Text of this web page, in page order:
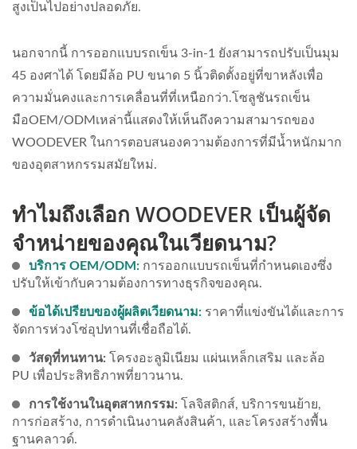
สูงเป็นไปอย่างปลอดภัย.
นอกจากนี้ การออกแบบรถเข็น 3-in-1 ยังสามารถปรับเป็นมุม
45 องศาได้ โดยมีล้อ PU ขนาด 5 นิ้วติดตั้งอยู่ที่ขาหลังเพื่อ
ความมั่นคงและการเคลื่อนที่ที่เหนือกว่า.โซลูชันรถเข็น
มือOEM/ODMเหล่านี้แสดงให้เห็นถึงความสามารถของ
WOODEVER ในการตอบสนองความต้องการที่มีน้ำหนักมาก
ของอุตสาหกรรมสมัยใหม่.
ทำไมถึงเลือก WOODEVER เป็นผู้จัด
จำหน่ายของคุณในเวียดนาม?
บริการ OEM/ODM: การออกแบบรถเข็นที่กำหนดเองซึ่ง
ปรับให้เข้ากับความต้องการทางธุรกิจของคุณ.
ข้อได้เปรียบของผู้ผลิตเวียดนาม: ราคาที่แข่งขันได้และการ
จัดการห่วงโซ่อุปทานที่เชื่อถือได้.
วัสดุที่ทนทาน: โครงอะลูมิเนียม แผ่นเหล็กเสริม และล้อ
PU เพื่อประสิทธิภาพที่ยาวนาน.
การใช้งานในอุตสาหกรรม: โลจิสติกส์, บริการขนย้าย,
การก่อสร้าง, การดำเนินงานคลังสินค้า, และโครงสร้างพื้น
ฐานคลาวด์.